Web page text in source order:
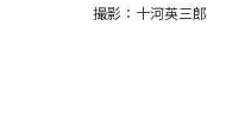
撮影：十河英三郎